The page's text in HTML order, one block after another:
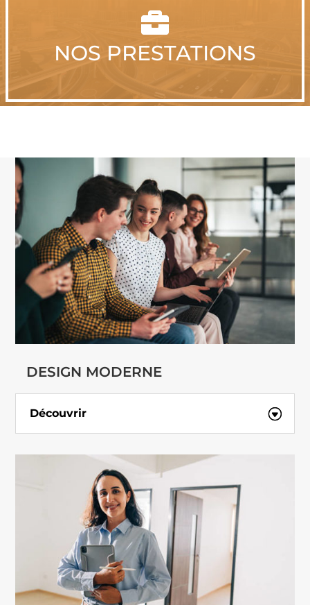

NOS PRESTATIONS
DESIGN MODERNE
Découvrir